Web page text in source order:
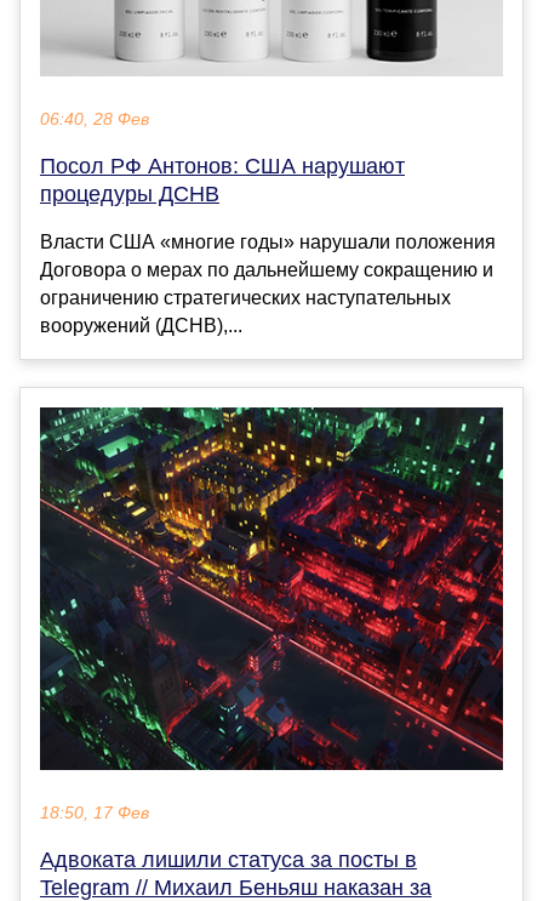
06:40, 28 Фев
Посол РФ Антонов: США нарушают
процедуры ДСНВ
Власти США «многие годы» нарушали положения
Договора о мерах по дальнейшему сокращению и
ограничению стратегических наступательных
вооружений (ДСНВ),...
18:50, 17 Фев
Адвоката лишили статуса за посты в
Telegram // Михаил Беньяш наказан за